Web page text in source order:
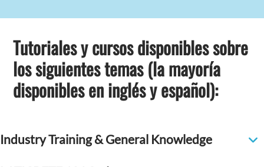
Tutoriales y cursos disponibles sobre
los siguientes temas (la mayoría
disponibles en inglés y español):
Industry Training & General Knowledge